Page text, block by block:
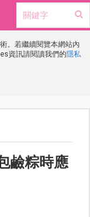
。若繼續閱覽本網站內
資訊請閱讀我們的隱私
鹼粽時應